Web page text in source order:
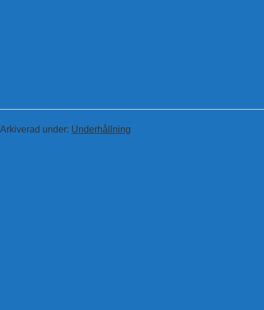
Arkiverad under: Underhållning